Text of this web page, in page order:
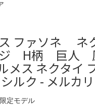
ファソネ ネ
ジ H柄 巨人
メス ネクタイ
ルク - メルカリ
定モデル